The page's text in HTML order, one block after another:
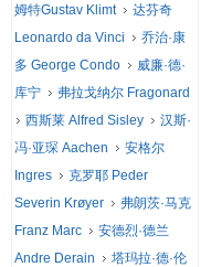
姆特Gustav Klimt
达芬奇
Leonardo da Vinci
乔治·康
多 George Condo
威廉·德·
库宁
弗拉戈纳尔 Fragonard
西斯莱 Alfred Sisley
汉斯·
冯·亚琛 Aachen
安格尔
Ingres
克罗耶 Peder
Severin Krøyer
弗朗茨·马克
Franz Marc
安德烈·德兰
Andre Derain
塔玛拉·德·伦